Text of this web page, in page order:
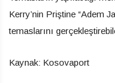
Kerry’nin Priştine “Adem
temaslarını
Kaynak: Kosovaport